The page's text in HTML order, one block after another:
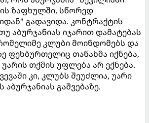
ზაფხულში, სწორედ
გადავიდა. კონტრაქტის
აბურჯანიას იჯარით დამატებას
კლუბი მოინდომებს და
ფეხბურთელიც თანახმა იქნება,
თქმის უფლება არ ექნება.
კი, კლუბს შეუძლია, უარი
აბურჯანიას გაშვებაზე.